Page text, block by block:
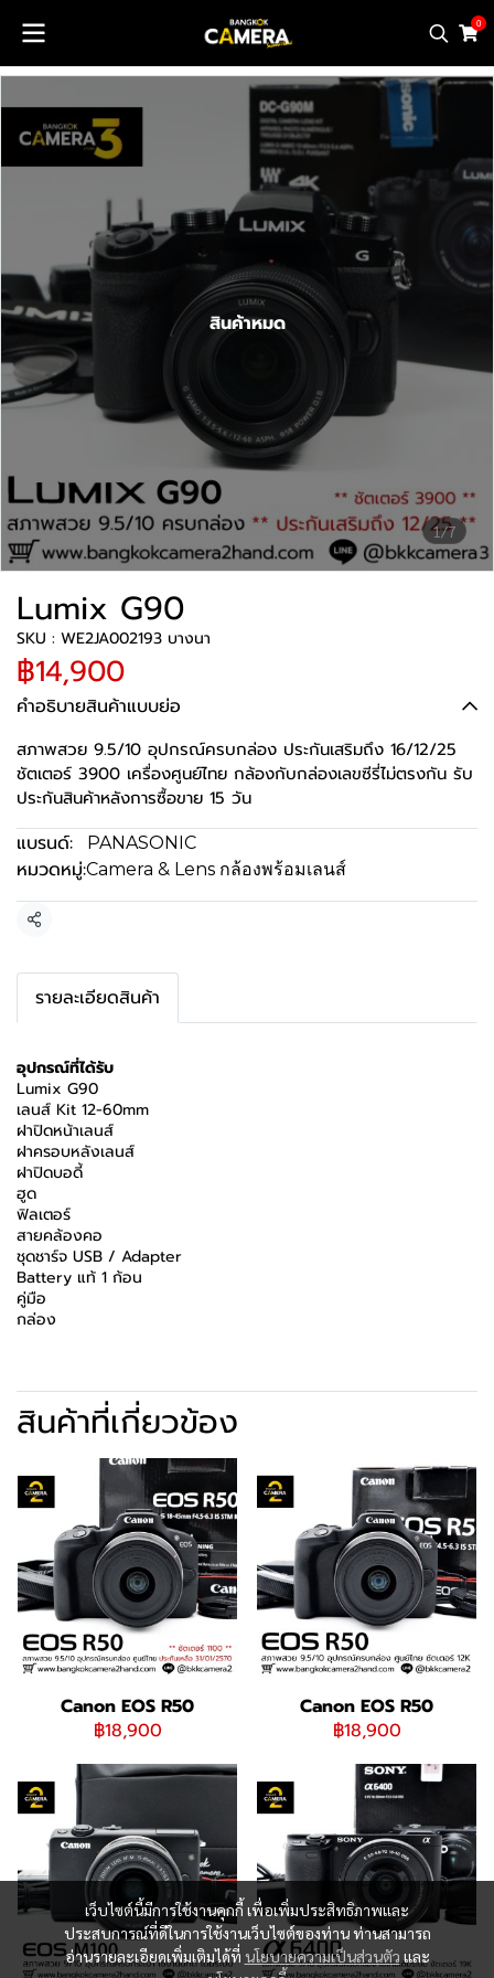
0
1/7
สินค้าหมด
Lumix G90
SKU : WE2JA002193 บางนา
฿14,900
คำอธิบายสินค้าแบบย่อ
สภาพสวย 9.5/10 อุปกรณ์ครบกล่อง ประกันเสริมถึง 16/12/25
ชัตเตอร์ 3900 เครื่องศูนย์ไทย กล้องกับกล่องเลขซีรี่ไม่ตรงกัน รับ
ประกันสินค้าหลังการซื้อขาย 15 วัน
แบรนด์: PANASONIC
หมวดหมู่:Camera & Lens กล้องพร้อมเลนส์
แชร์
รายละเอียดสินค้า
อุปกรณ์ที่ได้รับ
Lumix G90
เลนส์ Kit 12-60mm
ฝาปิดหน้าเลนส์
ฝาครอบหลังเลนส์
ฝาปิดบอดี้
ฮูด
ฟิลเตอร์
สายคล้องคอ
ชุดชาร์จ USB / Adapter
Battery แท้ 1 ก้อน
คู่มือ
กล่อง
สินค้าที่เกี่ยวข้อง
Canon EOS R50
฿18,900
Canon EOS R50
฿18,900
เว็บไซต์นี้มีการใช้งานคุกกี้ เพื่อเพิ่มประสิทธิภาพและ
ประสบการณ์ที่ดีในการใช้งานเว็บไซต์ของท่าน ท่านสามารถ
อ่านรายละเอียดเพิ่มเติมได้ที่ นโยบายความเป็นส่วนตัวและ